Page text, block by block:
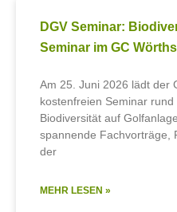
DGV Seminar:
Seminar im GC
Am 25. Juni 2026 lädt der
kostenfreien Seminar
Biodiversität auf
spannende Fachvorträge,
der
MEHR LESEN »